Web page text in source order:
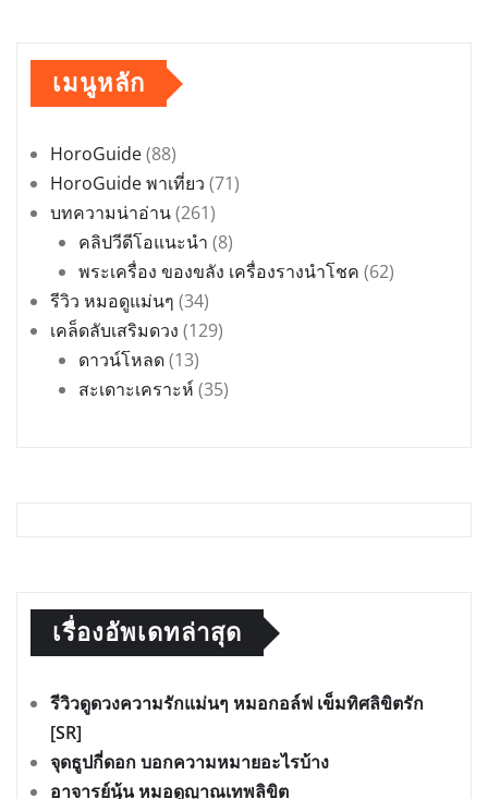
เมนูหลัก
HoroGuide(88)
HoroGuide พาเที่ยว (71)
บทความน่าอ่าน(261)
คลิปวีดีโอแนะนำ (8)
พระเครื่อง ของขลัง เครื่องรางนำโชค (62)
รีวิว หมอดูแม่นๆ (34)
เคล็ดลับเสริมดวง (129)
ดาวน์โหลด(13)
สะเดาะเคราะห์ (35)
เรื่องอัพเดทล่าสุด
รีวิวดูดวงความรักแม่นๆ หมอกอล์ฟ เข็มทิศลิขิตรัก
[SR]
จุดธูปกี่ดอก บอกความหมายอะไรบ้าง
อาจารย์นุ้น หมอดูญาณเทพลิขิต